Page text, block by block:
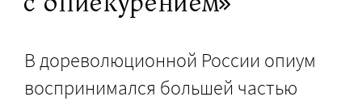
В дореволюционной России опиум
воспринимался большей частью